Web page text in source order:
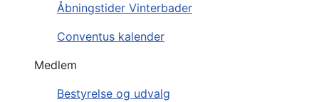
Åbningstider Vinterbader
Conventus kalender
Medlem
Bestyrelse og udvalg